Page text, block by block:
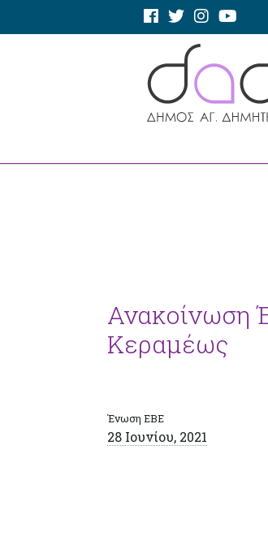
Ανακοίνωση
Κεραμέως
Ένωση ΕΒΕ
28 Ιουνίου, 2021